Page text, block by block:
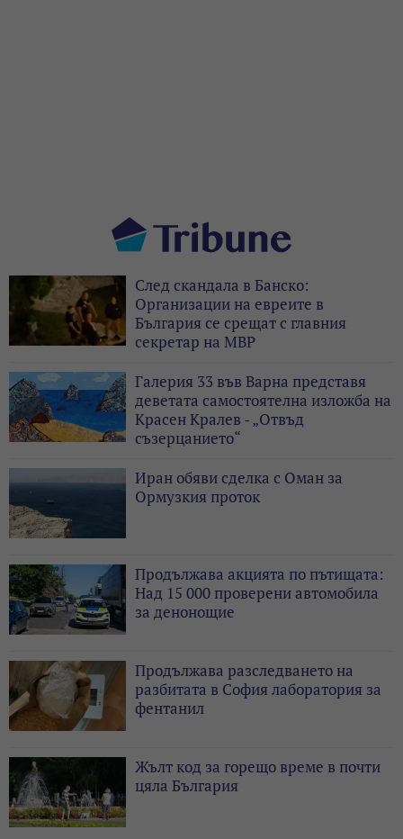
След скандала в Банско:
Организации на евреите в
България се срещат с главния
секретар на МВР
Галерия 33 във Варна представя
деветата самостоятелна изложба на
Красен Кралев - „Отвъд
съзерцанието“
Иран обяви сделка с Оман за
Ормузкия проток
Продължава акцията по пътищата:
Над 15 000 проверени автомобила
за денонощие
Продължава разследването на
разбитата в София лаборатория за
фентанил
Жълт код за горещо време в почти
цяла България